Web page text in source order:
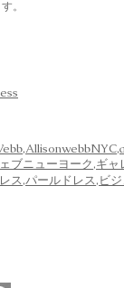
。
,AllisonwebbNYC,
ブニューヨーク,ギャ
ス,パールドレス,ビ